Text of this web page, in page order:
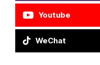
Youtube
WeChat